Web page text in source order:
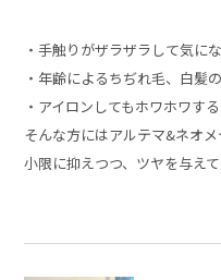
・手触りがザラザラして気に
・年齢によるちぢれ毛、白髪
・アイロンしてもホワホワする
そんな方にはアルテマ&ネオ
小限に抑えつつ、ツヤを与え